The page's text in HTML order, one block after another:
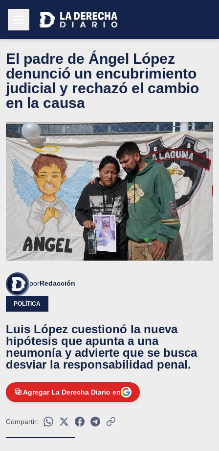
El padre de Ángel López
denunció un encubrimiento
judicial y rechazó el cambio
en la causa
porRedacción
POLÍTICA
Luis López cuestionó la nueva
hipótesis que apunta a una
neumonía y advierte que se busca
desviar la responsabilidad penal.
Agregar La Derecha Diario en
Compartir: